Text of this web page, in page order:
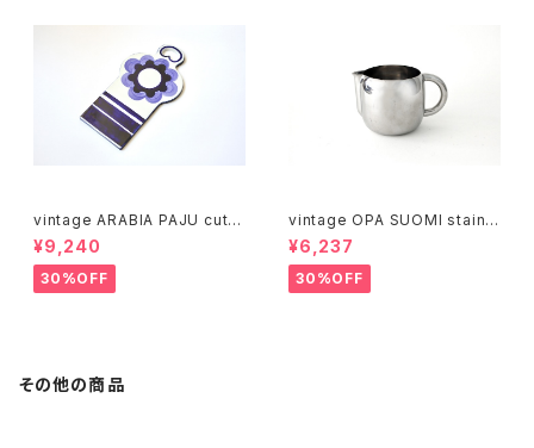
vintage ARABIA PAJU cutti
ng boad / ヴィンテージ アラビ
ア パユ カッティングボード
¥9,240
30%OFF
vintage OPA SUOMI stainle
ss milk pitcher M / ヴィンテ
ージ オーパ スオミ ステンレス
ミルクピッチャー M
¥6,237
30%OFF
その他の商品